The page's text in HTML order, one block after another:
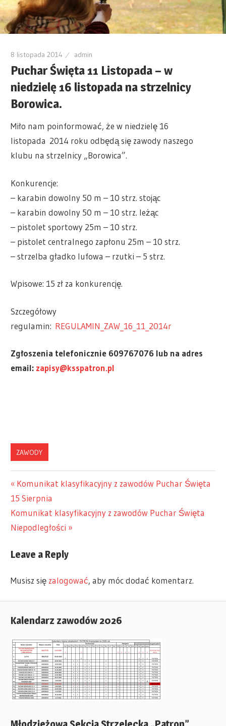
8 listopada 2014 admin
Puchar Święta 11 Listopada – w
niedzielę 16 listopada na strzelnicy
Borowica.
Miło nam poinformować, że w niedzielę 16
listopada 2014 roku odbędą się zawody naszego
klubu na strzelnicy „Borowica”.
Konkurencje:
– karabin dowolny 50 m – 10 strz. stojąc
– karabin dowolny 50 m – 10 strz. leżąc
– pistolet sportowy 25m – 10 strz.
– pistolet centralnego zapłonu 25m – 10 strz.
– strzelba gładko lufowa – rzutki – 5 strz.
Wpisowe: 15 zł za konkurencję.
Szczegółowy
regulamin: REGULAMIN_ZAW_16_11_2014r
Zgłoszenia telefonicznie 609767076 lub na adres
email: zapisy@ksspatron.pl
ZAWODY
Nawigacja
wpisu
Previous
Post:
Komunikat klasyfikacyjny z zawodów Puchar Święta
15 Sierpnia
Next
Post:
Komunikat klasyfikacyjny z zawodów Puchar Święta
Niepodległości
Leave a Reply
Musisz się zalogować, aby móc dodać komentarz.
Kalendarz zawodów 2026